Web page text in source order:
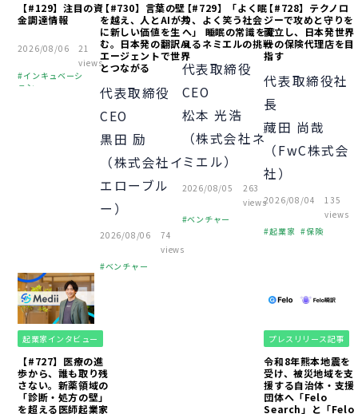
【#129】注目の資
金調達情報
2026/08/06
21
views
インキュベーシ
ョン
【#730】言葉の壁
を越え、人とAIが共
に新しい価値を生
む。日本発の翻訳AI
エージェントで世界
とつながる
代表取締役
CEO
黒田 励
（株式会社イ
エローブル
ー）
2026/08/06
74
views
ベンチャー
【#729】「よく眠
り、よく笑う社会
へ」 睡眠の常識を変
えるネミエルの挑戦
代表取締役
CEO
松本 光浩
（株式会社ネ
ミエル）
2026/08/05
263
views
ベンチャー
【#728】テクノロ
ジーで攻めと守りを
両立し、日本発世界
一の保険代理店を目
指す
代表取締役社
長
藏田 尚哉
（FwC株式会
社）
2026/08/04
135
views
起業家
保険
起業家インタビュー
【#727】医療の進
歩から、誰も取り残
さない。新薬領域の
「診断・処方の壁」
を超える医師起業家
プレスリリース記事
令和8年熊本地震を
受け、被災地域を支
援する自治体・支援
団体へ「Felo
Search」と「Felo